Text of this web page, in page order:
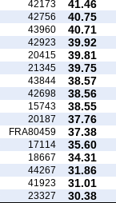
41.46
42173
40.75
42756
40.71
43960
39.92
42923
39.81
20415
39.75
21345
38.57
43844
38.56
42698
38.55
15743
37.76
20187
37.38
FRA80459
35.60
17114
34.31
18667
31.86
44267
31.01
41923
30.38
23327